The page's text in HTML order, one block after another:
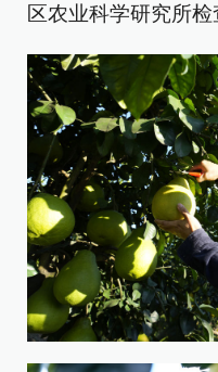
区农业科学研究所检